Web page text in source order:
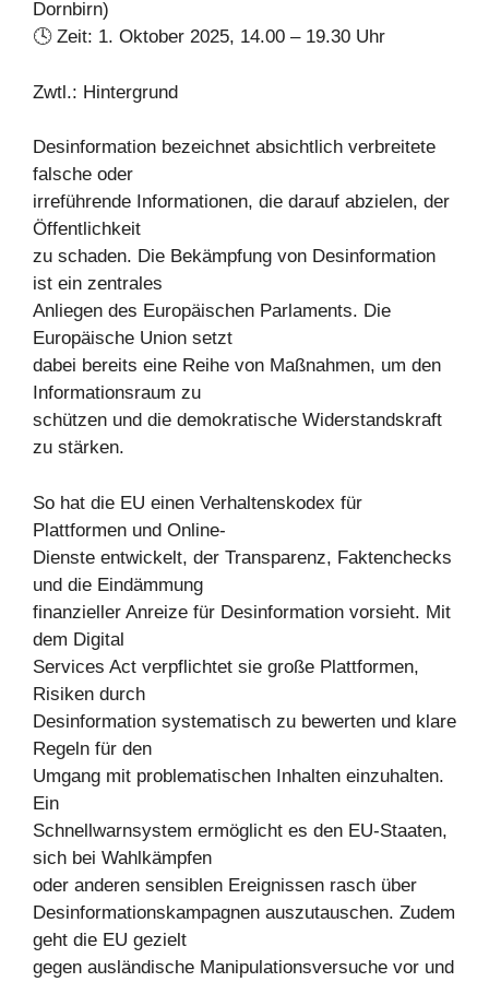
Dornbirn)
🕓 Zeit: 1. Oktober 2025, 14.00 – 19.30 Uhr
Zwtl.: Hintergrund
Desinformation bezeichnet absichtlich verbreitete
falsche oder
irreführende Informationen, die darauf abzielen, der
Öffentlichkeit
zu schaden. Die Bekämpfung von Desinformation
ist ein zentrales
Anliegen des Europäischen Parlaments. Die
Europäische Union setzt
dabei bereits eine Reihe von Maßnahmen, um den
Informationsraum zu
schützen und die demokratische Widerstandskraft
zu stärken.
So hat die EU einen Verhaltenskodex für
Plattformen und Online-
Dienste entwickelt, der Transparenz, Faktenchecks
und die Eindämmung
finanzieller Anreize für Desinformation vorsieht. Mit
dem Digital
Services Act verpflichtet sie große Plattformen,
Risiken durch
Desinformation systematisch zu bewerten und klare
Regeln für den
Umgang mit problematischen Inhalten einzuhalten.
Ein
Schnellwarnsystem ermöglicht es den EU-Staaten,
sich bei Wahlkämpfen
oder anderen sensiblen Ereignissen rasch über
Desinformationskampagnen auszutauschen. Zudem
geht die EU gezielt
gegen ausländische Manipulationsversuche vor und